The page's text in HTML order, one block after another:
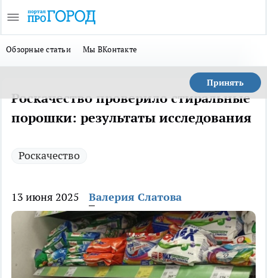
Обзорные статьи Мы ВКонтакте
Принять
Роскачество проверило стиральные
порошки: результаты исследования
Роскачество
13 июня 2025 Валерия Слатова